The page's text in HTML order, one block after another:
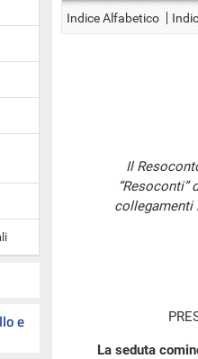
e
Indice Alfabetico
Il
collegamenti
La seduta